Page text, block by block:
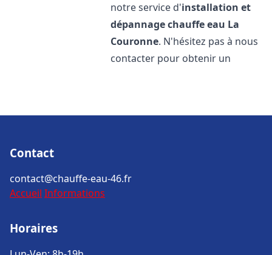
notre service d'installation et
dépannage chauffe eau La
Couronne. N'hésitez pas à nous
contacter pour obtenir un
Contact
contact@chauffe-eau-46.fr
Accueil Informations
Horaires